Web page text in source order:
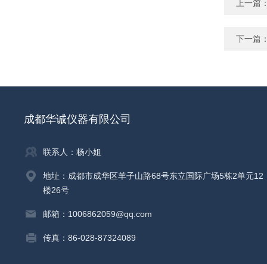
上一篇
下一篇
成都华诚仪器有限公司
联系人：杨小姐
地址：成都市成华区羊子山路68号东立国际广场5栋2单元12
楼26号
邮箱：1006862059@qq.com
传真：86-028-87324089